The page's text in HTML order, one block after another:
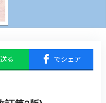
る でシェア